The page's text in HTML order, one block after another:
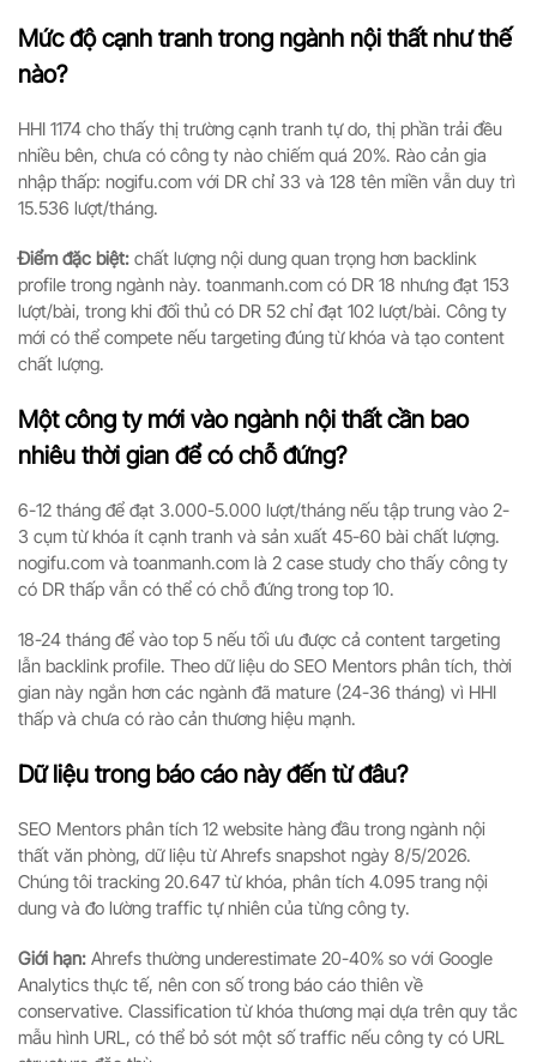
Mức độ cạnh tranh trong ngành nội thất như thế
nào?
HHI 1174 cho thấy thị trường cạnh tranh tự do, thị phần trải đều
nhiều bên, chưa có công ty nào chiếm quá 20%. Rào cản gia
nhập thấp: nogifu.com với DR chỉ 33 và 128 tên miền vẫn duy trì
15.536 lượt/tháng.
Điểm đặc biệt: chất lượng nội dung quan trọng hơn backlink
profile trong ngành này. toanmanh.com có DR 18 nhưng đạt 153
lượt/bài, trong khi đối thủ có DR 52 chỉ đạt 102 lượt/bài. Công ty
mới có thể compete nếu targeting đúng từ khóa và tạo content
chất lượng.
Một công ty mới vào ngành nội thất cần bao
nhiêu thời gian để có chỗ đứng?
6-12 tháng để đạt 3.000-5.000 lượt/tháng nếu tập trung vào 2-
3 cụm từ khóa ít cạnh tranh và sản xuất 45-60 bài chất lượng.
nogifu.com và toanmanh.com là 2 case study cho thấy công ty
có DR thấp vẫn có thể có chỗ đứng trong top 10.
18-24 tháng để vào top 5 nếu tối ưu được cả content targeting
lẫn backlink profile. Theo dữ liệu do SEO Mentors phân tích, thời
gian này ngắn hơn các ngành đã mature (24-36 tháng) vì HHI
thấp và chưa có rào cản thương hiệu mạnh.
Dữ liệu trong báo cáo này đến từ đâu?
SEO Mentors phân tích 12 website hàng đầu trong ngành nội
thất văn phòng, dữ liệu từ Ahrefs snapshot ngày 8/5/2026.
Chúng tôi tracking 20.647 từ khóa, phân tích 4.095 trang nội
dung và đo lường traffic tự nhiên của từng công ty.
Giới hạn: Ahrefs thường underestimate 20-40% so với Google
Analytics thực tế, nên con số trong báo cáo thiên về
conservative. Classification từ khóa thương mại dựa trên quy tắc
mẫu hình URL, có thể bỏ sót một số traffic nếu công ty có URL